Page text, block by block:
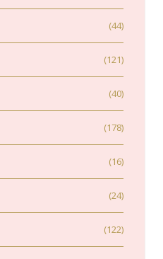
(44)
(121)
(40)
(178)
(16)
(24)
(122)